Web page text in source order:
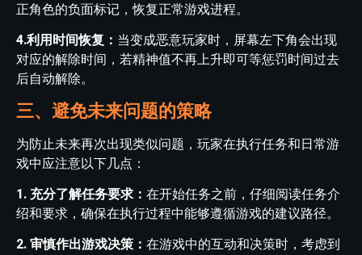
正角色的负面标记，恢复正常游戏进程。
4.利用时间恢复： 当变成恶意玩家时，屏幕左下角会出现
对应的解除时间，若精神值不再上升即可等惩罚时间过去
后自动解除。
三、避免未来问题的策略
为防止未来再次出现类似问题，玩家在执行任务和日常游
戏中应注意以下几点：
1. 充分了解任务要求： 在开始任务之前，仔细阅读任务介
绍和要求，确保在执行过程中能够遵循游戏的建议路径。
2. 审慎作出游戏决策： 在游戏中的互动和决策时，考虑到